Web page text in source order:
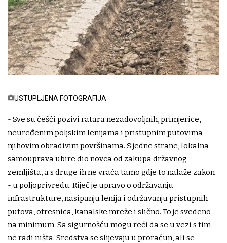
USTUPLJENA FOTOGRAFIJA
- Sve su češći pozivi ratara nezadovoljnih, primjerice,
neuređenim poljskim lenijama i pristupnim putovima
njihovim obradivim površinama. S jedne strane, lokalna
samouprava ubire dio novca od zakupa državnog
zemljišta, a s druge ih ne vraća tamo gdje to nalaže zakon
- u poljoprivredu. Riječ je upravo o održavanju
infrastrukture, nasipanju lenija i održavanju pristupnih
putova, otresnica, kanalske mreže i slično. To je svedeno
na minimum. Sa sigurnošću mogu reći da se u vezi s tim
ne radi ništa. Sredstva se slijevaju u proračun, ali se